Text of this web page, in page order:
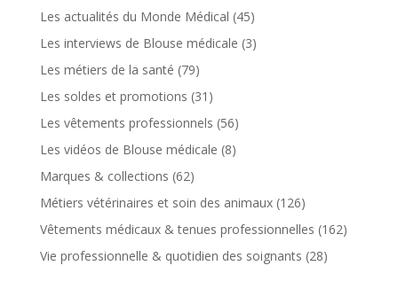
Les actualités du Monde Médical (45)
Les interviews de Blouse médicale (3)
Les métiers de la santé (79)
Les soldes et promotions (31)
Les vêtements professionnels (56)
Les vidéos de Blouse médicale (8)
Marques & collections (62)
Métiers vétérinaires et soin des animaux(126)
Vêtements médicaux & tenues professionnelles (162)
Vie professionnelle & quotidien des soignants (28)